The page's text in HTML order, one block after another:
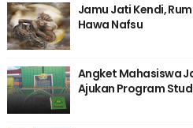
Jamu Jati Kendi,
Hawa Nafsu
Angket Mahasiswa
Ajukan Program